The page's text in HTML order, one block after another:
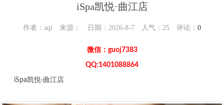
iSpa凯悦·曲江店
作者：aqi 来源： 日期：2026-8-7 人气： 25 评论： 0
微信：guoj7383
QQ:1401088864
iSpa凯悦·曲江店